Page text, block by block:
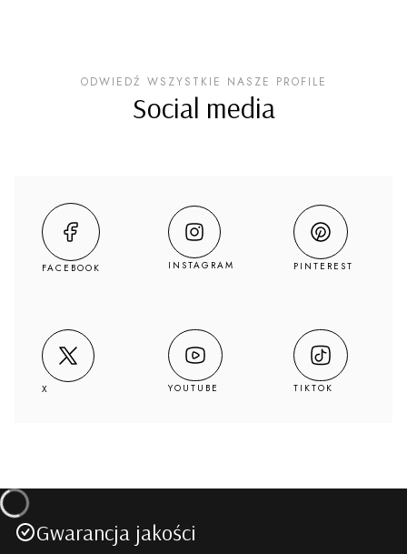
ODWIEDŹ WSZYSTKIE NASZE PROFILE
Social media
FACEBOOK INSTAGRAM PINTEREST
X YOUTUBE TIKTOK
Gwarancja jakości